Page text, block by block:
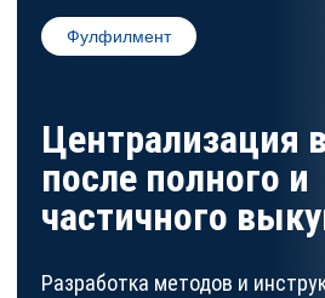
Фулфилмент
Централизация
после полного и
частичного
Разработка методов и